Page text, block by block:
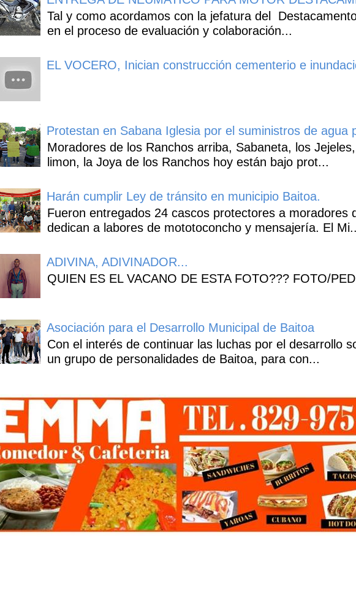
Tal y como acordamos con la jefatura del
en el proceso de evaluación y colaboración...
EL VOCERO, Inician construcción cementerio e
Protestan en Sabana Iglesia por el suministros de agua
Moradores de los Ranchos arriba, Sabaneta, los
limon, la Joya de los Ranchos hoy están bajo prot...
Harán cumplir Ley de tránsito en municipio Baitoa.
Fueron entregados 24 cascos protectores a moradores
dedican a labores de mototoconcho y mensajería. El
ADIVINA, ADIVINADOR...
QUIEN ES EL VACANO DE ESTA FOTO??? FOTO/
Asociación para el Desarrollo Municipal de Baitoa
Con el interés de continuar las luchas por el desarrollo
un grupo de personalidades de Baitoa, para con...